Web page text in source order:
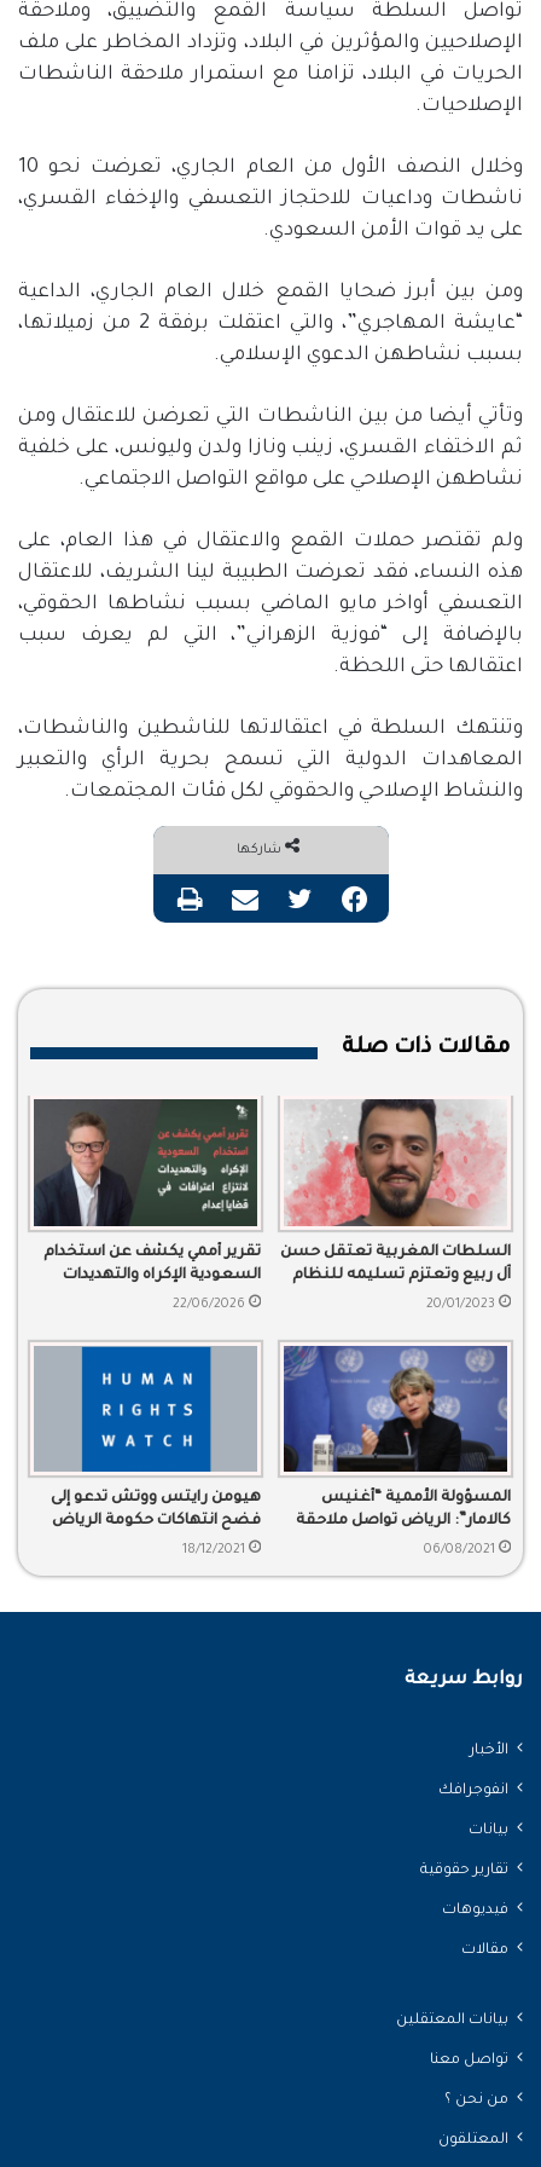
تواصل السلطة سياسة القمع والتضييق، وملاحقة
الإصلاحيين والمؤثرين في البلاد، وتزداد المخاطر على ملف
الحريات في البلاد، تزامنا مع استمرار ملاحقة الناشطات
الإصلاحيات.
وخلال النصف الأول من العام الجاري، تعرضت نحو 10
ناشطات وداعيات للاحتجاز التعسفي والإخفاء القسري،
على يد قوات الأمن السعودي.
ومن بين أبرز ضحايا القمع خلال العام الجاري، الداعية
“عايشة المهاجري”، والتي اعتقلت برفقة 2 من زميلاتها،
بسبب نشاطهن الدعوي الإسلامي.
وتأتي أيضا من بين الناشطات التي تعرضن للاعتقال ومن
ثم الاختفاء القسري، زينب ونازا ولدن وليونس، على خلفية
نشاطهن الإصلاحي على مواقع التواصل الاجتماعي.
ولم تقتصر حملات القمع والاعتقال في هذا العام، على
هذه النساء، فقد تعرضت الطبيبة لينا الشريف، للاعتقال
التعسفي أواخر مايو الماضي بسبب نشاطها الحقوقي،
بالإضافة إلى “فوزية الزهراني”، التي لم يعرف سبب
اعتقالها حتى اللحظة.
وتنتهك السلطة في اعتقالاتها للناشطين والناشطات،
المعاهدات الدولية التي تسمح بحرية الرأي والتعبير
والنشاط الإصلاحي والحقوقي لكل فئات المجتمعات.
شاركها
فيسبوك تويتر مشاركة عبر البريد طباعة
مقالات ذات صلة
السلطات المغربية تعتقل حسن
آل ربيع وتعتزم تسليمه للنظام
السعودي
20/01/2023
تقرير أممي يكشف عن استخدام
السعودية الإكراه والتهديدات
لانتزاع اعترافات في قضايا إعدام
22/06/2026
المسؤولة الأممية “أغنيس
كالامار”: الرياض تواصل ملاحقة
معارضيها في الخارج
06/08/2021
هيومن رايتس ووتش تدعو إلى
فضح انتهاكات حكومة الرياض
في المهرجانات
18/12/2021
روابط سريعة
الأخبار
انفوجرافك
بيانات
تقارير حقوقية
فيديوهات
مقالات
بيانات المعتقلين
تواصل معنا
من نحن ؟
المعتلقون